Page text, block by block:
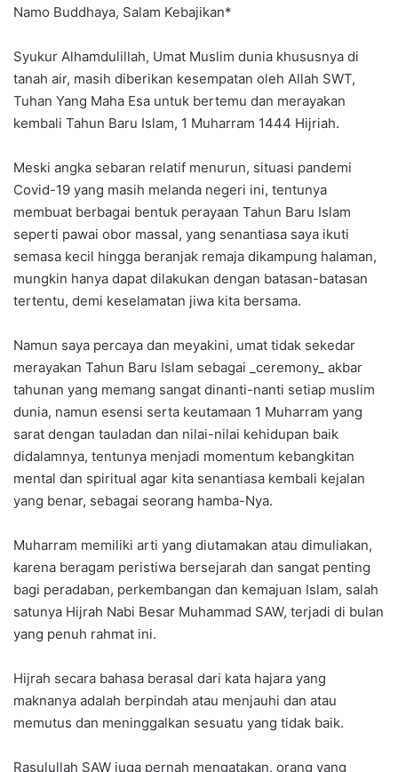
Namo Buddhaya, Salam Kebajikan*
Syukur Alhamdulillah, Umat Muslim dunia khususnya di
tanah air, masih diberikan kesempatan oleh Allah SWT,
Tuhan Yang Maha Esa untuk bertemu dan merayakan
kembali Tahun Baru Islam, 1 Muharram 1444 Hijriah.
Meski angka sebaran relatif menurun, situasi pandemi
Covid-19 yang masih melanda negeri ini, tentunya
membuat berbagai bentuk perayaan Tahun Baru Islam
seperti pawai obor massal, yang senantiasa saya ikuti
semasa kecil hingga beranjak remaja dikampung halaman,
mungkin hanya dapat dilakukan dengan batasan-batasan
tertentu, demi keselamatan jiwa kita bersama.
Namun saya percaya dan meyakini, umat tidak sekedar
merayakan Tahun Baru Islam sebagai _ceremony_ akbar
tahunan yang memang sangat dinanti-nanti setiap muslim
dunia, namun esensi serta keutamaan 1 Muharram yang
sarat dengan tauladan dan nilai-nilai kehidupan baik
didalamnya, tentunya menjadi momentum kebangkitan
mental dan spiritual agar kita senantiasa kembali kejalan
yang benar, sebagai seorang hamba-Nya.
Muharram memiliki arti yang diutamakan atau dimuliakan,
karena beragam peristiwa bersejarah dan sangat penting
bagi peradaban, perkembangan dan kemajuan Islam, salah
satunya Hijrah Nabi Besar Muhammad SAW, terjadi di bulan
yang penuh rahmat ini.
Hijrah secara bahasa berasal dari kata hajara yang
maknanya adalah berpindah atau menjauhi dan atau
memutus dan meninggalkan sesuatu yang tidak baik.
Rasulullah SAW juga pernah mengatakan, orang yang